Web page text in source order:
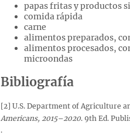
papas fritas y productos
comida rápida
carne
alimentos preparados,
alimentos procesados,
microondas
Bibliografía
[2] U.S. Department of Agriculture
Americans, 2015–2020. 9th Ed.
.